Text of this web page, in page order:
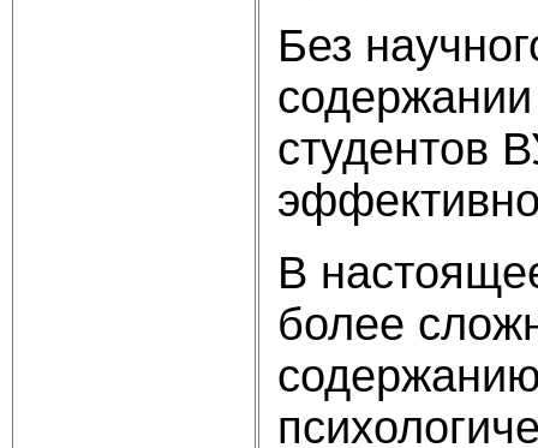
Без
студентов
В
более